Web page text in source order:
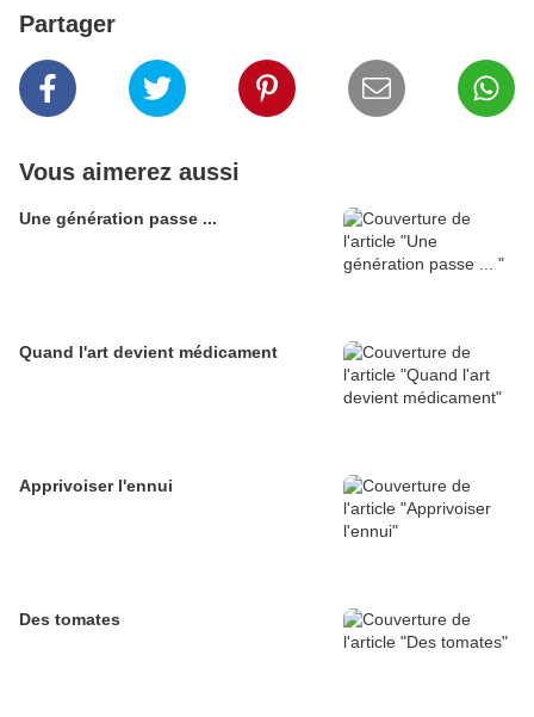
Partager
Vous aimerez aussi
Une génération passe ...
Quand l'art devient médicament
Apprivoiser l'ennui
Des tomates